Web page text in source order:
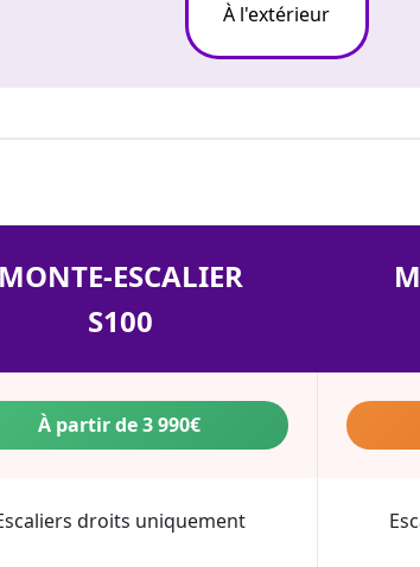
À l'extérieur
MONTE-ESCALIER
S100
À partir de 3 990€
droits uniquement